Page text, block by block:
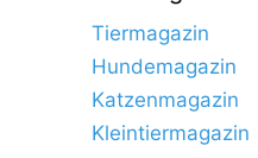
Tiermagazin
Hundemagazin
Katzenmagazin
Kleintiermagazin